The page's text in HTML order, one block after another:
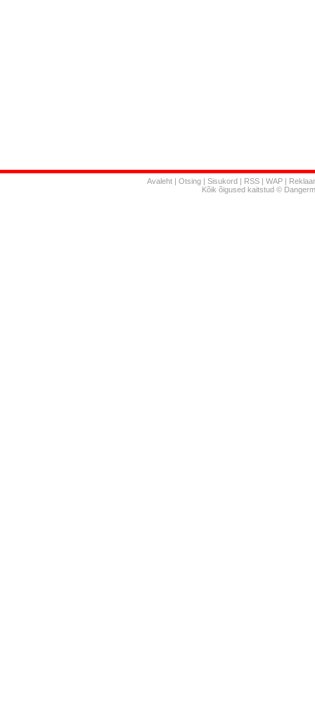
Avaleht | Otsing| Sisukord | RSS | WAP|
Kõik õigused kaitstud ©